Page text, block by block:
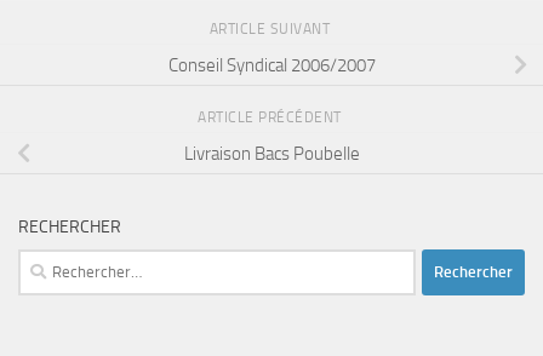
ARTICLE SUIVANT
Conseil Syndical 2006/2007
ARTICLE PRÉCÉDENT
Livraison Bacs Poubelle
RECHERCHER
Rechercher :